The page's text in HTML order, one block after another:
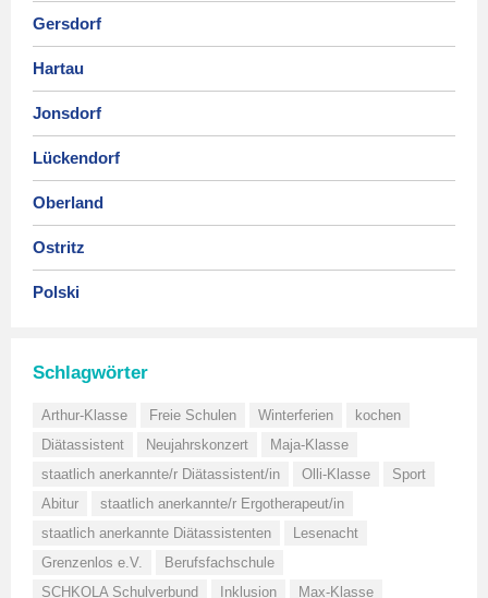
Gersdorf
Hartau
Jonsdorf
Lückendorf
Oberland
Ostritz
Polski
Schlagwörter
Arthur-Klasse Freie Schulen Winterferien
kochen
Diätassistent
Neujahrskonzert
Maja-Klasse
staatlich anerkannte/r Diätassistent/in
Olli-Klasse
Sport
Abitur
staatlich anerkannte/r Ergotherapeut/in
staatlich anerkannte Diätassistenten
Lesenacht
Grenzenlos e.V.
Berufsfachschule
SCHKOLA Schulverbund
Inklusion
Max-Klasse